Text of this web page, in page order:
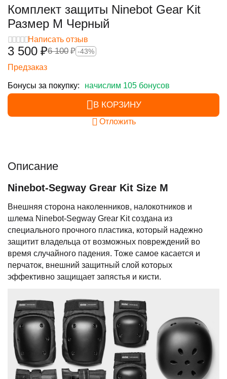
Комплект защиты Ninebot Gear Kit
Размер M Черный
Написать отзыв
3 500 ₽6 100 ₽ -43%
Предзаказ
Бонусы за покупку: начислим 105 бонусов
В КОРЗИНУ
Отложить
Описание
Ninebot-Segway Grear Kit Size M
Внешняя сторона наколенников, налокотников и
шлема Ninebot-Segway Grear Kit создана из
специального прочного пластика, который надежно
защитит владельца от возможных повреждений во
время случайного падения. Тоже самое касается и
перчаток, внешний защитный слой которых
эффективно защищает запястья и кисти.